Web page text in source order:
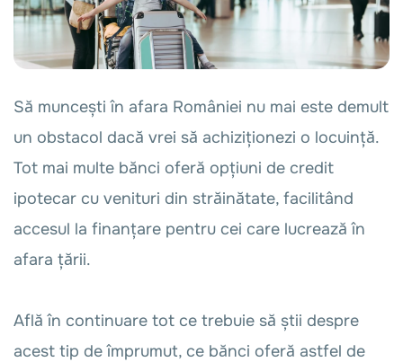
Să muncești în afara României nu mai este demult
un obstacol dacă vrei să achiziționezi o locuință.
Tot mai multe bănci oferă opțiuni de credit
ipotecar cu venituri din străinătate, facilitând
accesul la finanțare pentru cei care lucrează în
afara țării.
Află în continuare tot ce trebuie să știi despre
acest tip de împrumut, ce bănci oferă astfel de